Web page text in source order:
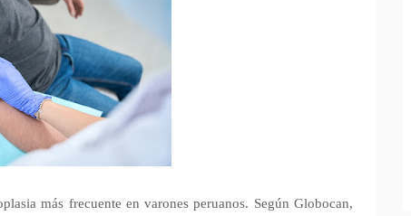
más frecuente en varones peruanos. Según Globocan,